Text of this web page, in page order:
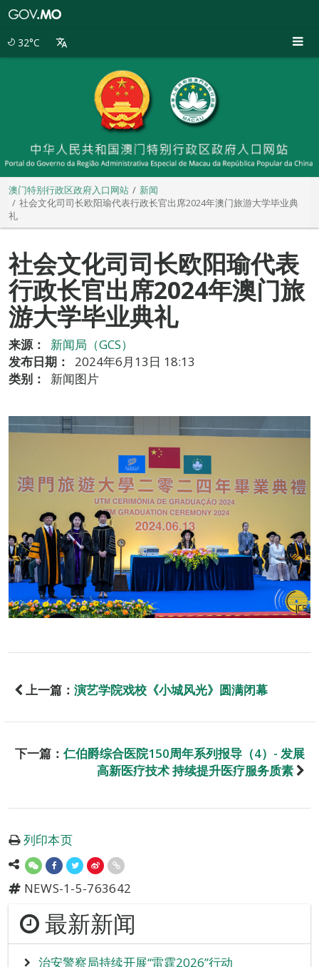
32°C
澳门特别行政区政府入口网站
新闻
社会文化司司长欧阳瑜代表行政长官出席2024年澳门旅游大学毕业典
礼
社会文化司司长欧阳瑜代表
行政长官出席2024年澳门旅
游大学毕业典礼
来源：
新闻局（GCS）
发布日期：
2024年6月13日 18:13
类别：
新闻图片
上一篇： 演艺学院戏校《小城风光》圆满闭幕
下一篇：仁伯爵综合医院150周年系列报导（4）- 发展
高新医疗技术 持续提升医疗服务质素
列印本页
NEWS-1-5-763642
最新新闻
治安警察局持续开展“雷霆2026”行动